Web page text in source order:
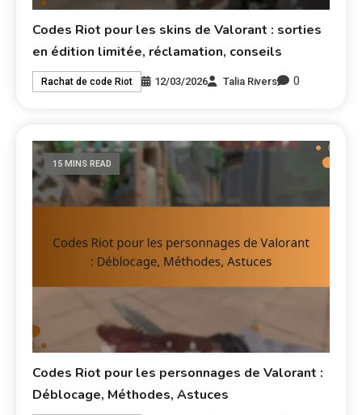
Codes Riot pour les skins de Valorant : sorties
en édition limitée, réclamation, conseils
Rachat de code Riot 12/03/2026 Talia Rivers 0
15 MINS READ
Codes Riot pour les personnages de Valorant :
Déblocage, Méthodes, Astuces